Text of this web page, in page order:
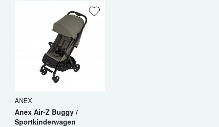
ANEX
Anex Air-Z Buggy /
Sportkinderwagen